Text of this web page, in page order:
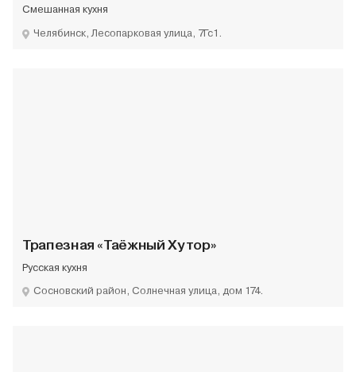
Смешанная кухня
Челябинск, Лесопарковая улица, 7Гс1.
Трапезная «Таёжный Хутор»
Русская кухня
Сосновский район, Солнечная улица, дом 174.